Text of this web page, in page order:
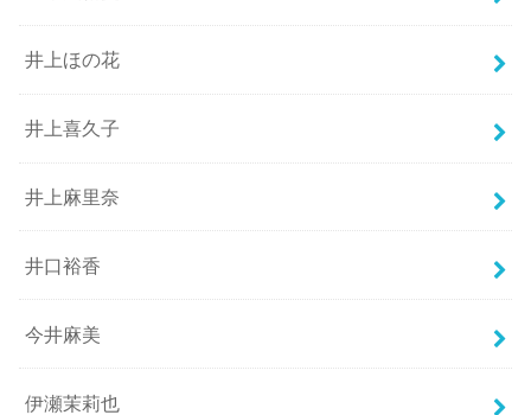
井上ほの花
井上喜久子
井上麻里奈
井口裕香
今井麻美
伊瀬茉莉也